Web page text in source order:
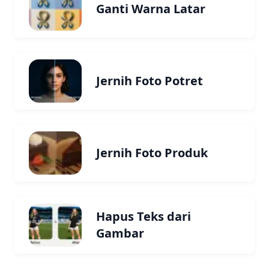
Ganti Warna Latar
Jernih Foto Potret
Jernih Foto Produk
Hapus Teks dari
Gambar